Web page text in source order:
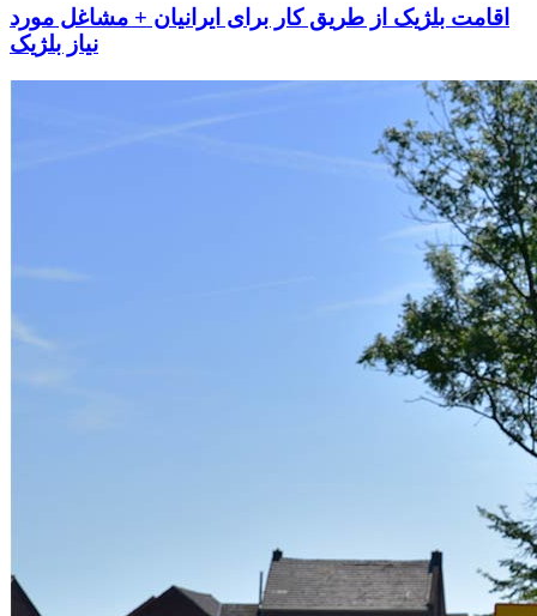
اقامت بلژیک از طریق کار برای ایرانیان + مشاغل مورد
نیاز بلژیک